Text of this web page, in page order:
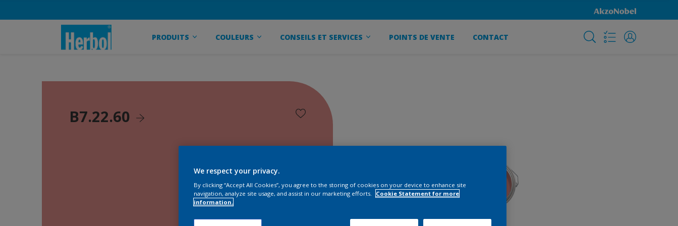
PRODUITS COULEURS CONSEILS ET SERVICES POINTS DE VENTE CONTACT
B7.22.60
We respect your privacy.
By clicking “Accept All Cookies”, you agree to the storing of cookies on your device to enhance site
navigation, analyze site usage, and assist in our marketing efforts.
Cookie Statement for more
information.